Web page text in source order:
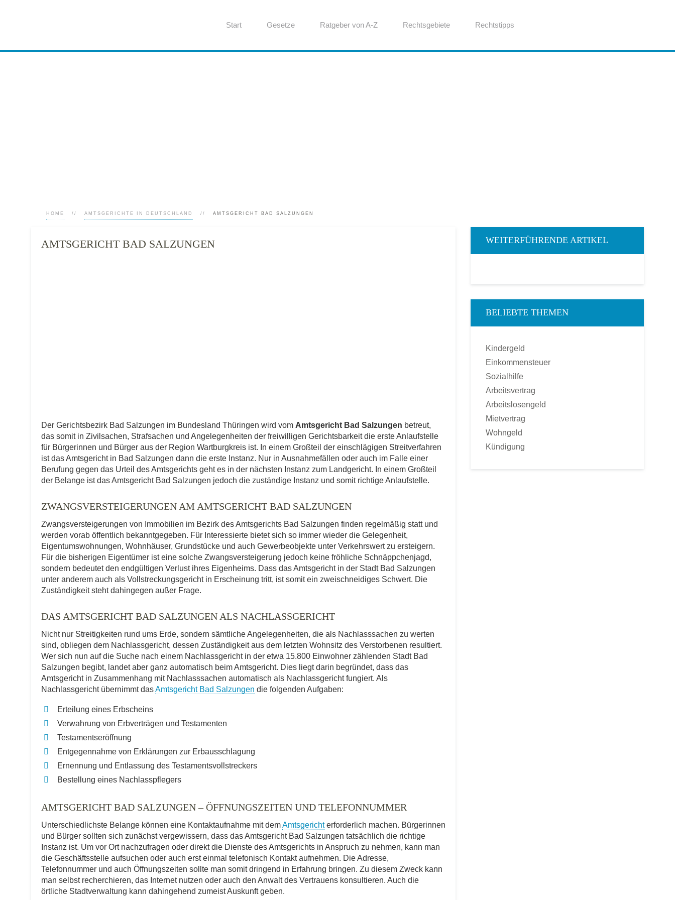
Start Gesetze Ratgeber von A-Z Rechtsgebiete Rechtstipps
HOME AMTSGERICHTE IN DEUTSCHLAND AMTSGERICHT BAD SALZUNGEN
AMTSGERICHT BAD SALZUNGEN
Der Gerichtsbezirk Bad Salzungen im Bundesland Thüringen wird vom Amtsgericht Bad Salzungen betreut,
das somit in Zivilsachen, Strafsachen und Angelegenheiten der freiwilligen Gerichtsbarkeit die erste Anlaufstelle
für Bürgerinnen und Bürger aus der Region Wartburgkreis ist. In einem Großteil der einschlägigen Streitverfahren
ist das Amtsgericht in Bad Salzungen dann die erste Instanz. Nur in Ausnahmefällen oder auch im Falle einer
Berufung gegen das Urteil des Amtsgerichts geht es in der nächsten Instanz zum Landgericht. In einem Großteil
der Belange ist das Amtsgericht Bad Salzungen jedoch die zuständige Instanz und somit richtige Anlaufstelle.
ZWANGSVERSTEIGERUNGEN AM AMTSGERICHT BAD SALZUNGEN
Zwangsversteigerungen von Immobilien im Bezirk des Amtsgerichts Bad Salzungen finden regelmäßig statt und
werden vorab öffentlich bekanntgegeben. Für Interessierte bietet sich so immer wieder die Gelegenheit,
Eigentumswohnungen, Wohnhäuser, Grundstücke und auch Gewerbeobjekte unter Verkehrswert zu ersteigern.
Für die bisherigen Eigentümer ist eine solche Zwangsversteigerung jedoch keine fröhliche Schnäppchenjagd,
sondern bedeutet den endgültigen Verlust ihres Eigenheims. Dass das Amtsgericht in der Stadt Bad Salzungen
unter anderem auch als Vollstreckungsgericht in Erscheinung tritt, ist somit ein zweischneidiges Schwert. Die
Zuständigkeit steht dahingegen außer Frage.
DAS AMTSGERICHT BAD SALZUNGEN ALS NACHLASSGERICHT
Nicht nur Streitigkeiten rund ums Erde, sondern sämtliche Angelegenheiten, die als Nachlasssachen zu werten
sind, obliegen dem Nachlassgericht, dessen Zuständigkeit aus dem letzten Wohnsitz des Verstorbenen resultiert.
Wer sich nun auf die Suche nach einem Nachlassgericht in der etwa 15.800 Einwohner zählenden Stadt Bad
Salzungen begibt, landet aber ganz automatisch beim Amtsgericht. Dies liegt darin begründet, dass das
Amtsgericht in Zusammenhang mit Nachlasssachen automatisch als Nachlassgericht fungiert. Als
Nachlassgericht übernimmt dasAmtsgericht Bad Salzungen die folgenden Aufgaben:
Erteilung eines Erbscheins
Verwahrung von Erbverträgen und Testamenten
Testamentseröffnung
Entgegennahme von Erklärungen zur Erbausschlagung
Ernennung und Entlassung des Testamentsvollstreckers
Bestellung eines Nachlasspflegers
AMTSGERICHT BAD SALZUNGEN – ÖFFNUNGSZEITEN UND TELEFONNUMMER
Unterschiedlichste Belange können eine Kontaktaufnahme mit demAmtsgerichterforderlich machen. Bürgerinnen
und Bürger sollten sich zunächst vergewissern, dass das Amtsgericht Bad Salzungen tatsächlich die richtige
Instanz ist. Um vor Ort nachzufragen oder direkt die Dienste des Amtsgerichts in Anspruch zu nehmen, kann man
die Geschäftsstelle aufsuchen oder auch erst einmal telefonisch Kontakt aufnehmen. Die Adresse,
Telefonnummer und auch Öffnungszeiten sollte man somit dringend in Erfahrung bringen. Zu diesem Zweck kann
man selbst recherchieren, das Internet nutzen oder auch den Anwalt des Vertrauens konsultieren. Auch die
örtliche Stadtverwaltung kann dahingehend zumeist Auskunft geben.
WEITERFÜHRENDE ARTIKEL
BELIEBTE THEMEN
Kindergeld
Einkommensteuer
Sozialhilfe
Arbeitsvertrag
Arbeitslosengeld
Mietvertrag
Wohngeld
Kündigung